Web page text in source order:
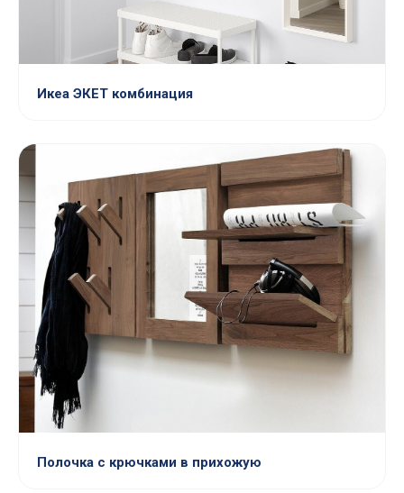
Икеа ЭКЕТ комбинация
Полочка с крючками в прихожую